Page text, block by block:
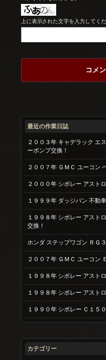
上に表示された文字を入力してくだ
最近の作業日誌
２００３年 キャデラック エ
ーポンプ交換！
２００７年 ＧＭＣ ユーコン
２０００年 シボレー アスト
１９９９年 ダッジバン 不動
１９９８年 シボレー アスト
交換！
ホンダ ステップワゴン ＲＧ
２００７年 ＧＭＣ ユーコン
１９９８年 シボレー アスト
１９９８年 シボレー アスト
１９９０年 シボレー Ｃ１５
カテゴリー